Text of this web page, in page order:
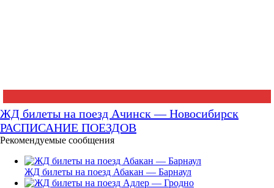
ЖД билеты на поезд Ачинск — Новосибирск
РАСПИСАНИЕ ПОЕЗДОВ
Рекомендуемые сообщения
ЖД билеты на поезд Абакан — Барнаул